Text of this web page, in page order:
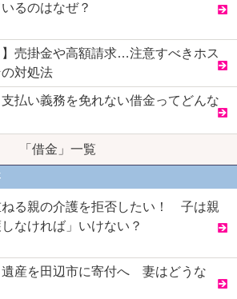
るのはなぜ？
】売掛金や高額請求…注意すべきホス
の対処法
払い義務を免れない借金ってどんな
「借金」一覧
ねる親の介護を拒否したい！ 子は親
なければ」いけない？
産を田辺市に寄付へ 妻はどうな